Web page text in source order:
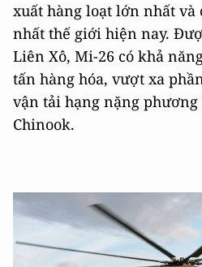
xuất hàng loạt lớn nhất và
nhất thế giới hiện nay.
Liên Xô, Mi-26 có khả
tấn hàng hóa, vượt xa
vận tải hạng nặng phương
Chinook.